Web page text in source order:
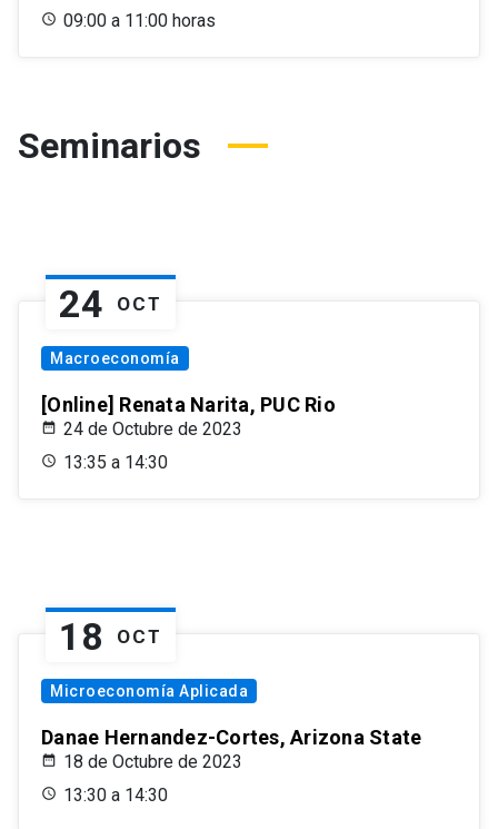
09:00 a 11:00 horas
Seminarios
24 OCT
Macroeconomía
[Online] Renata Narita, PUC Rio
24 de Octubre de 2023
13:35 a 14:30
18 OCT
Microeconomía Aplicada
Danae Hernandez-Cortes, Arizona State
18 de Octubre de 2023
13:30 a 14:30